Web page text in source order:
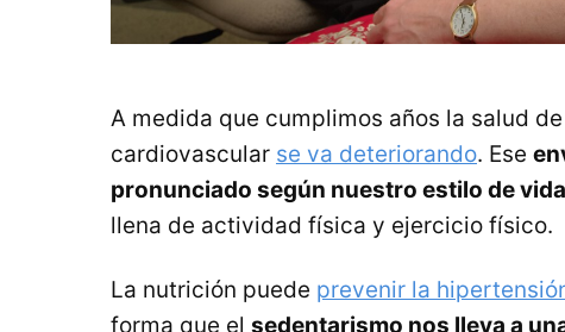
A medida que cumplimos años la salud
cardiovascular se va deteriorando. Ese
pronunciado según nuestro estilo de vida
llena de actividad física y ejercicio físico.
La nutrición puede prevenir la
forma que el sedentarismo nos lleva a